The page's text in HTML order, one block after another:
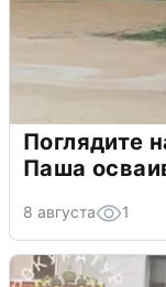
Поглядите
Паша
8 августа 1